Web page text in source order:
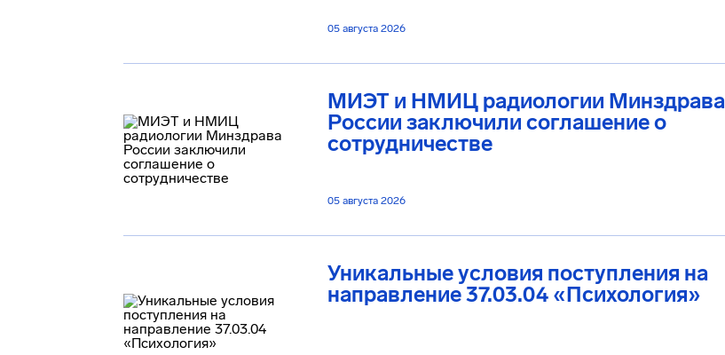
05 августа 2026
МИЭТ и НМИЦ радиологии Минздрава
России заключили соглашение о
сотрудничестве
05 августа 2026
Уникальные условия поступления на
направление 37.03.04 «Психология»